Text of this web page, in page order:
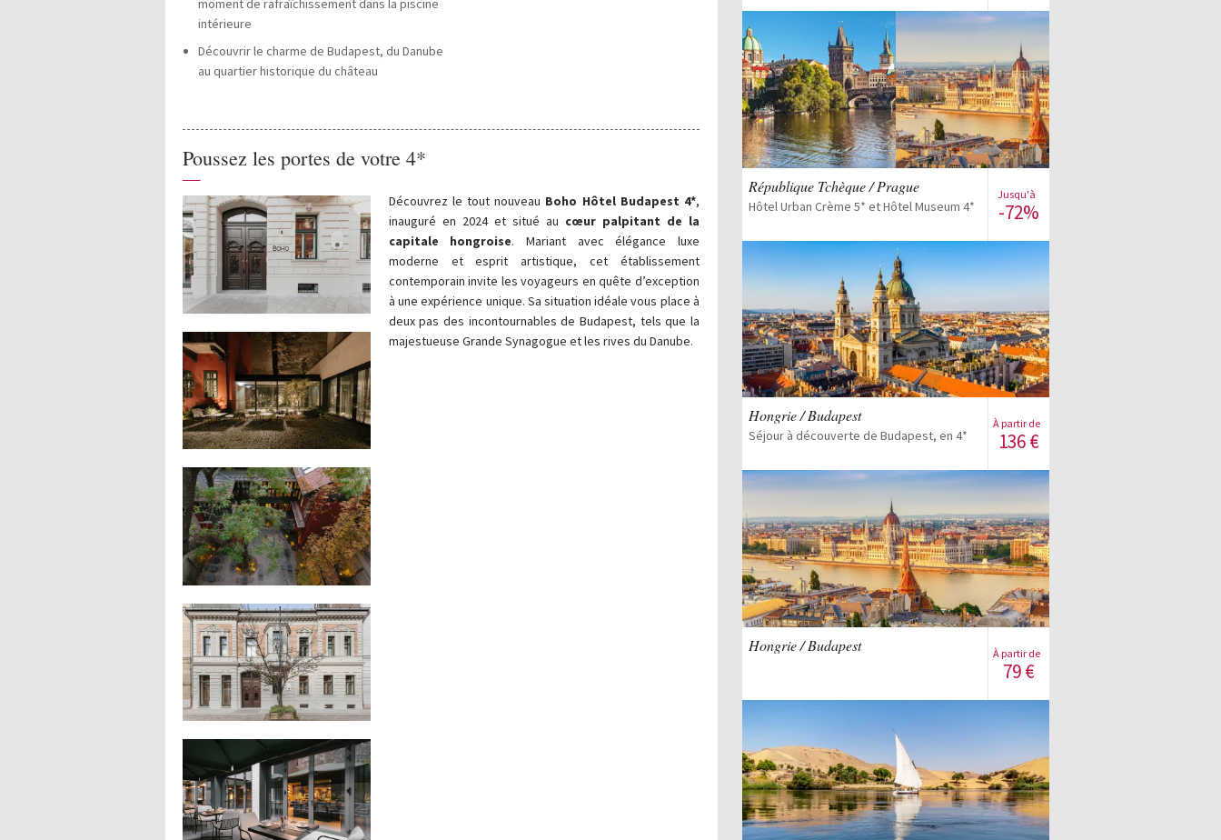
moment de rafraîchissement dans la piscine
intérieure
Découvrir le charme de Budapest, du Danube
au quartier historique du château
Poussez les portes de votre 4*
—
Découvrez le tout nouveau Boho Hôtel Budapest 4*,
inauguré en 2024 et situé au cœur palpitant de la
capitale hongroise. Mariant avec élégance luxe
moderne et esprit artistique, cet établissement
contemporain invite les voyageurs en quête d’exception
à une expérience unique. Sa situation idéale vous place à
deux pas des incontournables de Budapest, tels que la
majestueuse Grande Synagogue et les rives du Danube.
Voir la vente
République Tchèque / Prague
Hôtel Urban Crème 5* et Hôtel Museum 4*
Jusqu'à
-72%
Voir la vente
Hongrie / Budapest
Séjour à découverte de Budapest, en 4*
À partir de
136€
Voir la vente
Hongrie / Budapest À partir de
79€
Voir la vente